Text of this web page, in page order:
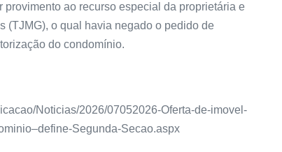
provimento ao recurso especial da proprietária e
(TJMG), o qual havia negado o pedido de
do condomínio.
Noticias/2026/07052026-Oferta-de-imovel-
Segunda-Secao.aspx